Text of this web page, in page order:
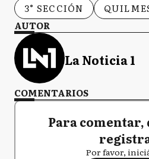
3° SECCIÓN
AUTOR
La Noticia 1
COMENTARIOS
Para comentar,
Por favor,